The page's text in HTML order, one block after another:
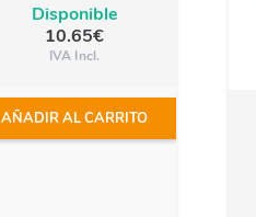
Disponible
10.65€
IVA Incl.
AÑADIR AL CARRITO